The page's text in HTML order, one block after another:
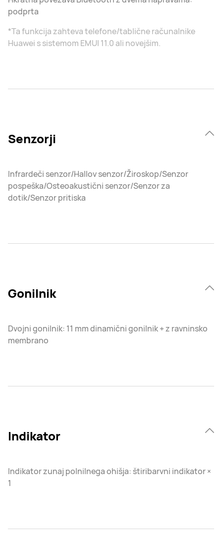
podprta
*Ta funkcija zahteva telefone/tablične računalnike
Huawei s sistemom EMUI 11.0 ali novejšim.
Senzorji
Infrardeči senzor/Hallov senzor/Žiroskop/Senzor
pospeška/Osteoakustični senzor/Senzor za
dotik/Senzor pritiska
Gonilnik
Dvojni gonilnik: 11 mm dinamični gonilnik + z ravninsko
membrano
Indikator
Indikator zunaj polnilnega ohišja: štiribarvni indikator ×
1